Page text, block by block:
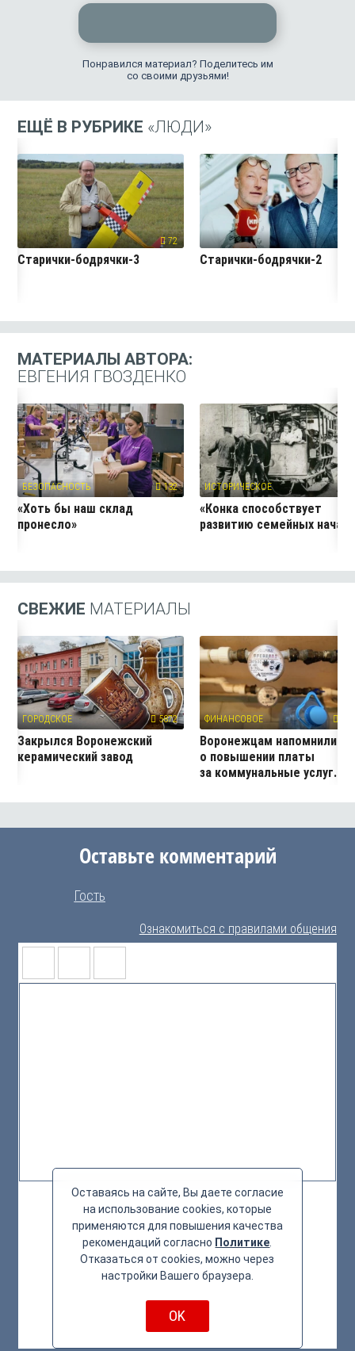
Понравился материал? Поделитесь им
со своими друзьями!
ЕЩЁ В РУБРИКЕ «ЛЮДИ»
72
Старички-бодрячки-3 Старички-бодрячки-2
МАТЕРИАЛЫ АВТОРА:
ЕВГЕНИЯ ГВОЗДЕНКО
БЕЗОПАСНОСТЬ 132
«Хоть бы наш склад
пронесло»
ИСТОРИЧЕСКОЕ
«Конка способствует
развитию семейных начал»
СВЕЖИЕ МАТЕРИАЛЫ
ГОРОДСКОЕ 5872
Закрылся Воронежский
керамический завод
ФИНАНСОВОЕ
Воронежцам напомнили
о повышении платы
за коммунальные услуг...
Оставьте комментарий
Гость
Ознакомиться с правилами общения
Оставаясь на сайте, Вы даете согласие
на использование cookies, которые
применяются для повышения качества
рекомендаций согласно Политике
Отказаться от cookies, можно через
настройки Вашего браузера.
OK